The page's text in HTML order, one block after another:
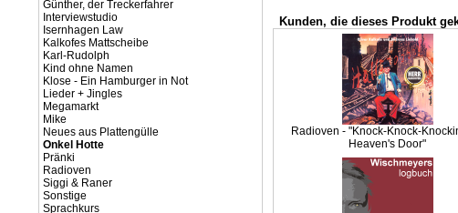
Günther, der Treckerfahrer
Interviewstudio
Isernhagen Law
Kalkofes Mattscheibe
Karl-Rudolph
Kind ohne Namen
Klose - Ein Hamburger in Not
Lieder + Jingles
Megamarkt
Mike
Neues aus Plattengülle
Onkel Hotte
Pränki
Radioven
Siggi & Raner
Sonstige
Sprachkurs
Kunden, die dieses Produkt
Radioven - "Knock-Knock-
Heaven's Door"